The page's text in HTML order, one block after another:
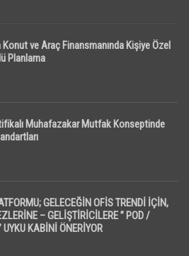
Konut ve Araç Finansmanında Kişiye Özel
Planlama
Muhafazakar Mutfak Konseptinde
GELECEĞİN OFİS TRENDİ İÇİN,
– GELİŞTİRİCİLERE ” POD /
UYKU KABİNİ ÖNERİYOR